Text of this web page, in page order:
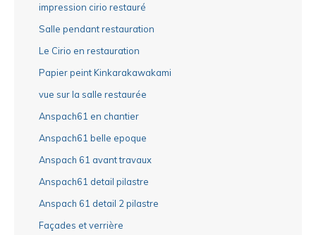
impression cirio restauré
Salle pendant restauration
Le Cirio en restauration
Papier peint Kinkarakawakami
vue sur la salle restaurée
Anspach61 en chantier
Anspach61 belle epoque
Anspach 61 avant travaux
Anspach61 detail pilastre
Anspach 61 detail 2 pilastre
Façades et verrière